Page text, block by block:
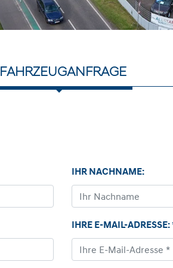
FAHRZEUGANFRAGE
IHR NACHNAME:
IHRE E-MAIL-ADRESSE: